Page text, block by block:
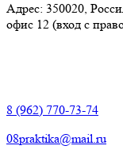
Адрес: 350020,
офис 12 (вход с
8 (962) 770-73-74
08praktika@mail.ru